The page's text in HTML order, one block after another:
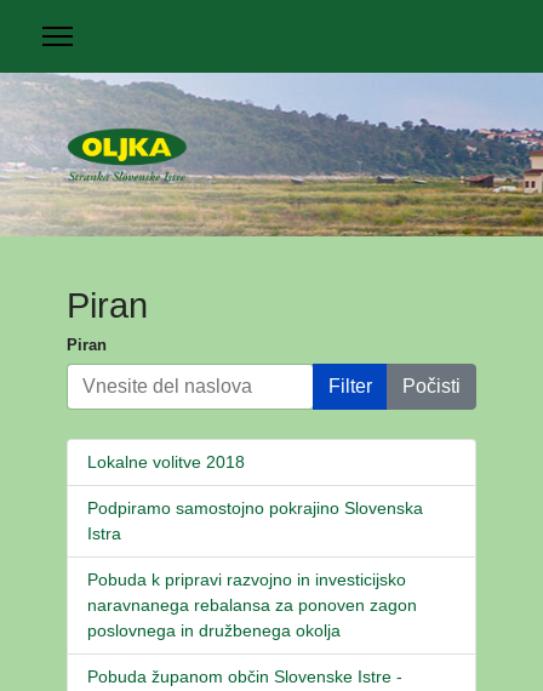
Piran
Piran
Vnesite del naslova
Filter Počisti
Lokalne volitve 2018
Podpiramo samostojno pokrajino Slovenska
Istra
Pobuda k pripravi razvojno in investicijsko
naravnanega rebalansa za ponoven zagon
poslovnega in družbenega okolja
Pobuda županom občin Slovenske Istre -